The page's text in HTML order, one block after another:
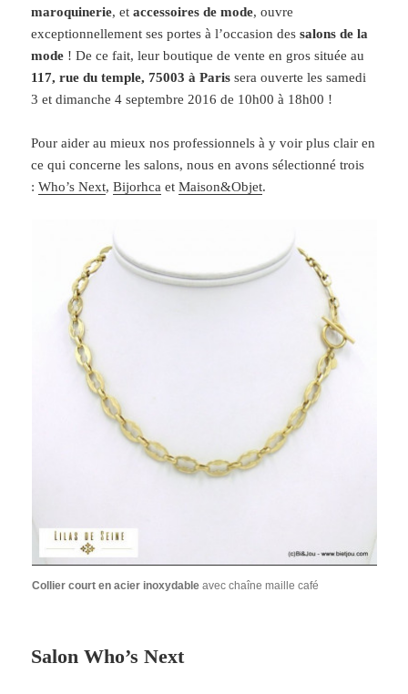
maroquinerie, et accessoires de mode, ouvre
exceptionnellement ses portes à l’occasion des salons de la
mode ! De ce fait, leur boutique de vente en gros située au
117, rue du temple, 75003 à Parissera ouverte les samedi
3 et dimanche 4 septembre 2016 de 10h00 à 18h00 !
Pour aider au mieux nos professionnels à y voir plus clair en
ce qui concerne les salons, nous en avons sélectionné trois
:Who’s Next,Bijorhca etMaison&Objet.
Collier court en acier inoxydable avec chaîne maille café
Salon Who’s Next